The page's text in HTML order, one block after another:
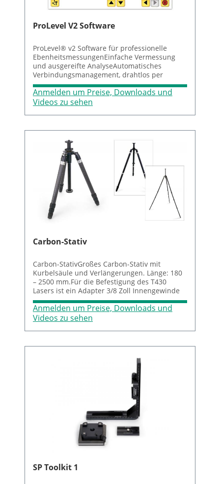
ProLevel V2 Software
ProLevel® v2 Software für professionelle
EbenheitsmessungenEinfache Vermessung
und ausgereifte AnalyseAutomatisches
Verbindungsmanagement, drahtlos per
BluetoothMessung beliebig vieler Punkte in
einem Raster Freie Positionierung der
Punktkoordinaten Nullen von drei Punkten
Mess- und Analysedaten Export der Grafik
und der Daten in Tabellenform
Anmelden um Preise, Downloads und
Videos zu sehen
Carbon-Stativ
Carbon-StativGroßes Carbon-Stativ mit
Kurbelsäule und Verlängerungen. Länge: 180
– 2500 mm.Für die Befestigung des T430
Lasers ist ein Adapter 3/8 Zoll Innengewinde
auf M8 Aussengewinde (wie M8 Schraube)
erforderlich. Erhältlich auf Anfrage.
Anmelden um Preise, Downloads und
Videos zu sehen
SP Toolkit 1